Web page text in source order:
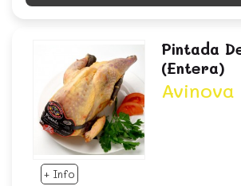
+ Info
Pintada
(entera)
Avinova